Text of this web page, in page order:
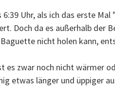
Uhr, als ich das erste
Doch da es außerhalb der
nicht holen kann,
es zwar noch nicht wärmer
etwas länger und üppiger